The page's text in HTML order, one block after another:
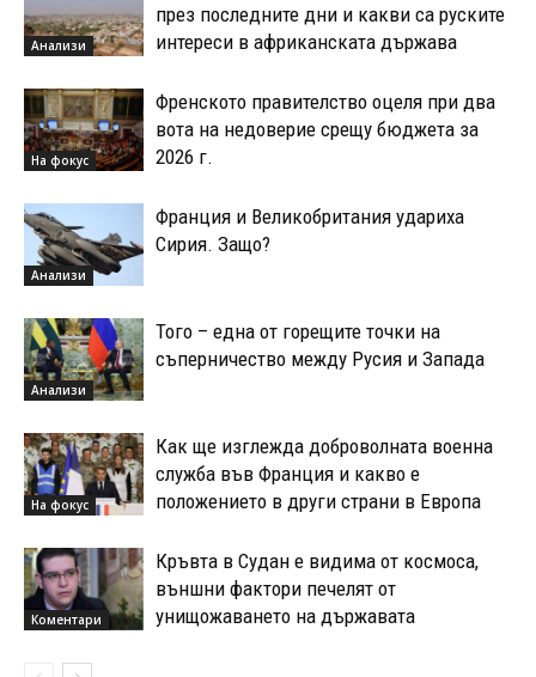
Анализи
през последните дни и какви са руските
интереси в африканската държава
На фокус
Френското правителство оцеля при два
вота на недоверие срещу бюджета за
2026 г.
Анализи
Франция и Великобритания удариха
Сирия. Защо?
Анализи
Того – една от горещите точки на
съперничество между Русия и Запада
На фокус
Как ще изглежда доброволната военна
служба във Франция и какво е
положението в други страни в Европа
Коментари
Кръвта в Судан е видима от космоса,
външни фактори печелят от
унищожаването на държавата